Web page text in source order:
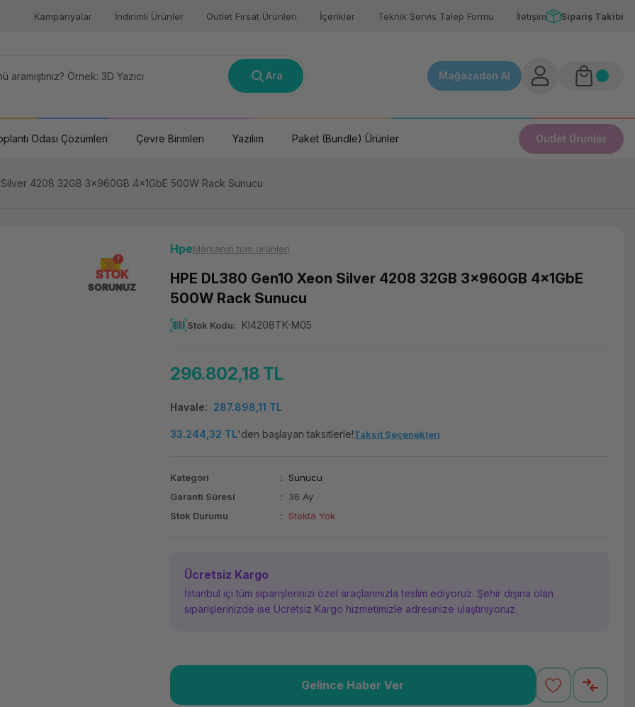
Kampanyalar İndirimli Ürünler Outlet Fırsat Ürünleri İçerikler Teknik Servis Talep Formu İletişim Sipariş Takibi
Ara Mağazadan Al
Odası Çözümleri Çevre Birimleri Yazılım Paket (Bundle) Ürünler Outlet Ürünler
4208 32GB 3x960GB 4x1GbE 500W Rack Sunucu
STOK
SORUNUZ
HpeMarkanın tüm ürünleri
HPE DL380 Gen10 Xeon Silver 4208 32GB 3x960GB 4x1GbE
500W Rack Sunucu
Stok Kodu KI4208TK-M05
296.802,18 TL
Havale 287.898,11 TL
33.244,32 TL'den başlayan taksitlerle!Taksit Seçenekleri
Kategori
Sunucu
Garanti Süresi
36 Ay
Stok Durumu
Stokta Yok
Ücretsiz Kargo
İstanbul içi tüm siparişlerinizi özel araçlarımızla teslim ediyoruz. Şehir dışına olan
siparişlerinizde ise Ücretsiz Kargo hizmetimizle adresinize ulaştırııyoruz.
Gelince Haber Ver